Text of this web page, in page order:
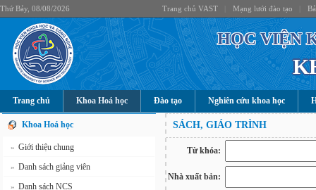
Thứ Bảy, 08/08/2026 Trang chủ VAST Mạng lưới đào tạo
HỌC VIỆN
Trang chủ Khoa Hoá học Đào tạo Nghiên cứu khoa học
Khoa Hoá học
» Giới thiệu chung
» Danh sách giảng viên
» Danh sách NCS
SÁCH, GIÁO TRÌNH
Từ khóa:
Nhà xuất bản: